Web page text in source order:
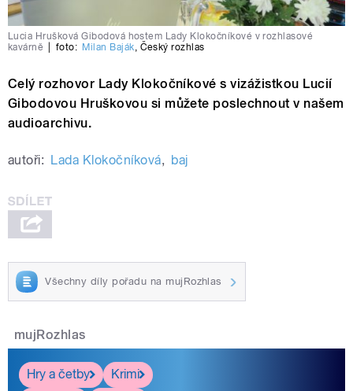
Lucia Hrušková Gibodová hostem Lady Klokočníkové v rozhlasové
kavárně
foto: Milan Baják, Český rozhlas
Celý rozhovor Lady Klokočníkové s vizážistkou Lucií
Gibodovou Hruškovou si můžete poslechnout v našem
audioarchivu.
autoři: Lada Klokočníková, baj
Všechny díly pořadu na mujRozhlas
mujRozhlas
Hry a četby
Krimi